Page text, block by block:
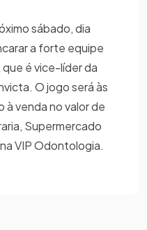
sábado, dia
a forte equipe
é vice-líder da
O jogo será às
à venda no valor de
Supermercado
VIP Odontologia.